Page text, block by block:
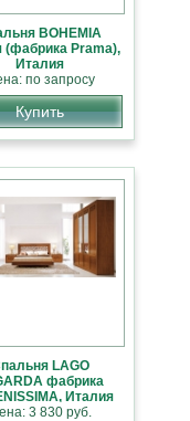
BOHEMIA
(фабрика Prama),
Италия
по запросу
Купить
LAGO
фабрика
Италия
3 830 руб.